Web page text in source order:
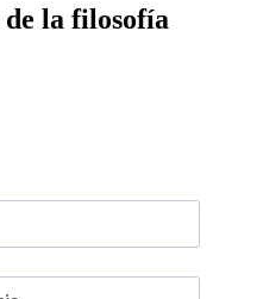
de la filosofía